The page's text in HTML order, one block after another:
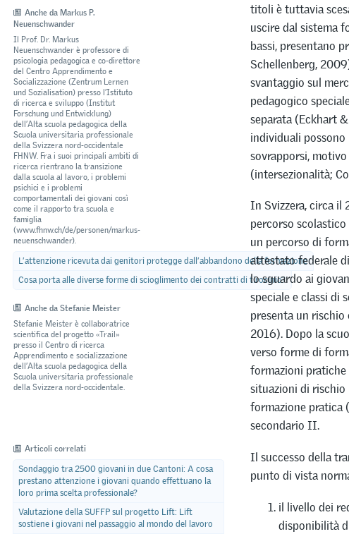
Anche da Markus P.
Neuenschwander
Il Prof. Dr. Markus
Neuenschwander è professore di
psicologia pedagogica e co-direttore
del Centro Apprendimento e
Socializzazione (Zentrum Lernen
und Sozialisation) presso l’Istituto
di ricerca e sviluppo (Institut
Forschung und Entwicklung)
dell’Alta scuola pedagogica della
Scuola universitaria professionale
della Svizzera nord-occidentale
FHNW. Fra i suoi principali ambiti di
ricerca rientrano la transizione
dalla scuola al lavoro, i problemi
psichici e i problemi
comportamentali dei giovani così
come il rapporto tra scuola e
famiglia
(www.fhnw.ch/de/personen/markus-
neuenschwander).
L’attenzione ricevuta dai genitori protegge dall’abbandono della formazione
Cosa porta alle diverse forme di scioglimento dei contratti di tirocinio?
Anche da Stefanie Meister
Stefanie Meister è collaboratrice
scientifica del progetto «Trail»
presso il Centro di ricerca
Apprendimento e socializzazione
dell’Alta scuola pedagogica della
Scuola universitaria professionale
della Svizzera nord-occidentale.
Articoli correlati
Sondaggio tra 2500 giovani in due Cantoni: A cosa
prestano attenzione i giovani quando effettuano la
loro prima scelta professionale?
Valutazione della SUFFP sul progetto Lift: Lift
sostiene i giovani nel passaggio al mondo del lavoro
titoli è tuttavia
uscire dal sistema
bassi, presentano
Schellenberg,
svantaggio sul
pedagogico
separata (Eckhart
individuali
sovrapporsi,
(intersezionalità;
In Svizzera, circa il
percorso
un percorso di
attestato federale
lo sguardo ai
speciale e classi di
presenta un
2016). Dopo la
verso forme di
formazioni pratiche
situazioni di rischio
formazione pratica
secondario II.
Il successo della
punto di vista
il livello dei
disponibilità